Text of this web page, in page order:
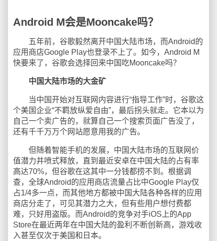
Android M会是Mooncake吗？
五年前，谷歌毅然离开中国大陆市场，而Android的
应用商店Google Play也登录不上了。如今，Android M
快要来了，谷歌会选择回来中国吃Mooncake吗？
中国大陆市场的大金矿
当中国开始对互联网内容进行“指导工作”时，谷歌这
个美国企业“不羁放纵爱自由”，最后拐头就走。它本以为
自己一个卖广告的，就算自己一个搜索页面广告没了，
还有千千万万个网站愿意用我的广告。
但随着智能手机的发展，中国大陆市场的互联网价
值潜力井喷式释放，直到最近安卓在中国大陆的占有率
高达70%，但谷歌在这其中一分钱都捞不到。根据调
查，全球Android的应用商店流量占比中Google Play仅
占1/4多一点，而其他地方都被中国大陆各种各样的应用
商店分走了，可见其潜力之大，但有些用户想付费都
难，只好用盗版。而Android的竞争对手iOS上的App
Store在最近两年在中国大陆的盈利不断创新高，游戏收
入甚至仅次于美国和日本。